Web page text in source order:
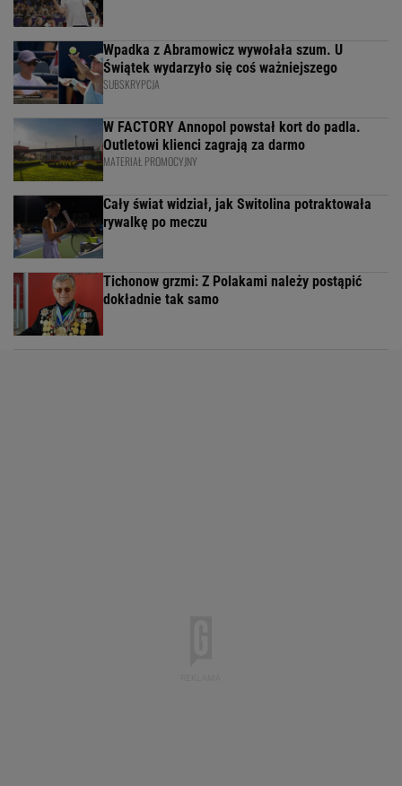
Wpadka z Abramowicz wywołała szum. U
Świątek wydarzyło się coś ważniejszego
SUBSKRYPCJA
W FACTORY Annopol powstał kort do padla.
Outletowi klienci zagrają za darmo
MATERIAŁ PROMOCYJNY
Cały świat widział, jak Switolina potraktowała
rywalkę po meczu
Tichonow grzmi: Z Polakami należy postąpić
dokładnie tak samo